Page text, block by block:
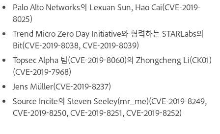
Palo Alto Networks의 Lexuan Sun, Hao Cai(CVE-2019-
8025)
Trend Micro Zero Day Initiative와 협력하는 STARLabs의
Bit(CVE-2019-8038, CVE-2019-8039)
Topsec Alpha 팀(CVE-2019-8060)의 Zhongcheng Li(CK01)
(CVE-2019-7968)
Jens Müller(CVE-2019-8237)
Source Incite의 Steven Seeley(mr_me)(CVE-2019-8249,
CVE-2019-8250, CVE-2019-8251, CVE-2019-8252)